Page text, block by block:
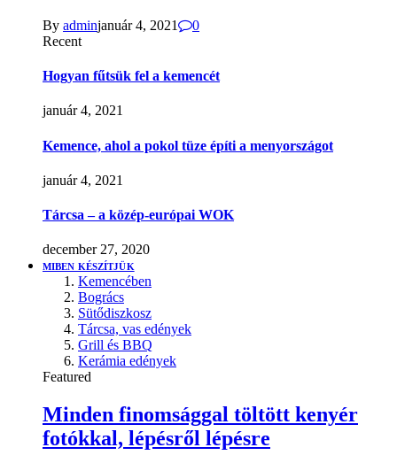
By adminjanuár 4, 2021
0
Recent
Hogyan fűtsük fel a kemencét
január 4, 2021
Kemence, ahol a pokol tüze építi a menyországot
január 4, 2021
Tárcsa – a közép-európai WOK
december 27, 2020
MIBEN KÉSZÍTJÜK
Kemencében
Bogrács
Sütődiszkosz
Tárcsa, vas edények
Grill és BBQ
Kerámia edények
Featured
Minden finomsággal töltött kenyér
fotókkal, lépésről lépésre